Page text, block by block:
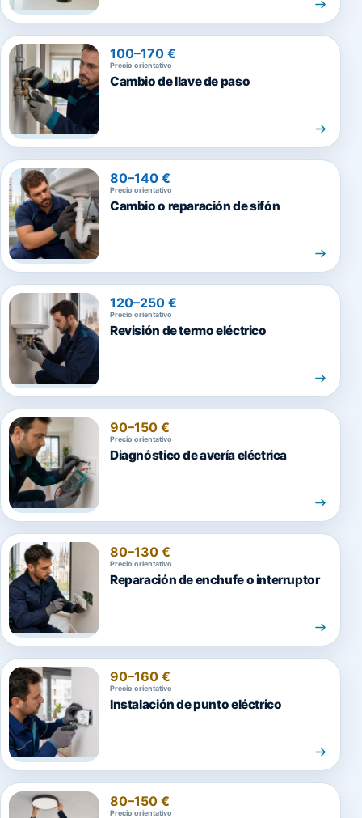
100–170 €
Precio orientativo
Cambio de llave de paso
80–140 €
Precio orientativo
Cambio o reparación de sifón
120–250 €
Precio orientativo
Revisión de termo eléctrico
90–150 €
Precio orientativo
Diagnóstico de avería eléctrica
80–130 €
Precio orientativo
Reparación de enchufe o interruptor
90–160 €
Precio orientativo
Instalación de punto eléctrico
80–150 €
Precio orientativo